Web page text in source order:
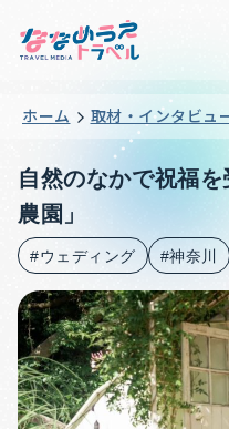
ホーム 取材・インタビュ
自然のなかで祝福
農園」
#ウェディング #神奈川